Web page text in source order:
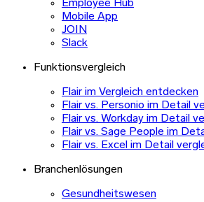
Employee Hub
Mobile App
JOIN
Slack
Funktionsvergleich
Flair im Vergleich entdecken
Flair vs. Personio im Detail
Flair vs. Workday im Detail
Flair vs. Sage People im
Flair vs. Excel im Detail
Branchenlösungen
Gesundheitswesen